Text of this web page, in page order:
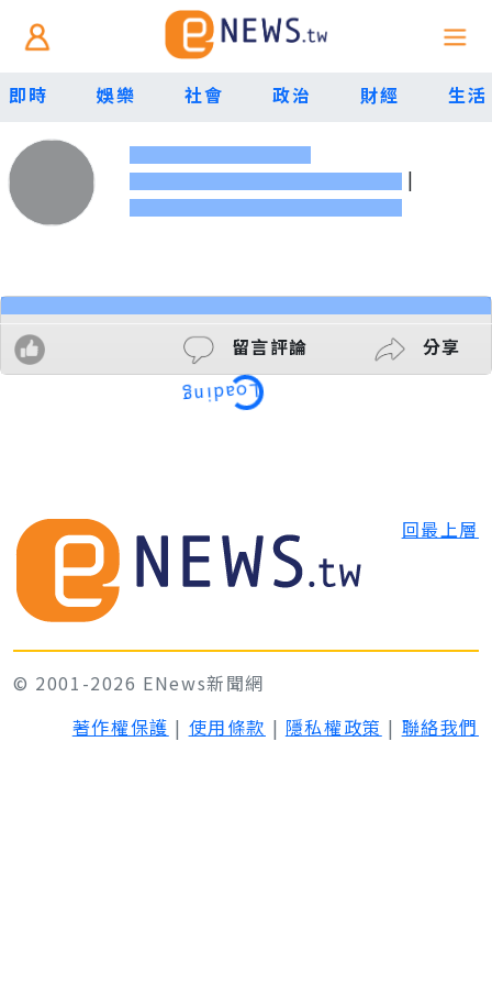
即時 娛樂 社會 政治 財經 生活
|
留言評論 分享
Loading
回最上層
© 2001-2026 ENews新聞網
著作權保護 | 使用條款 | 隱私權政策 | 聯絡我們